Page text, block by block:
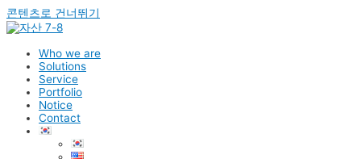
콘텐츠로 건너뛰기
Who we are
Solutions
Service
Portfolio
Notice
Contact